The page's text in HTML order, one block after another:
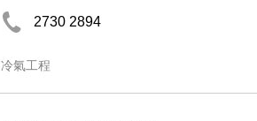
2730 2894
冷氣工程